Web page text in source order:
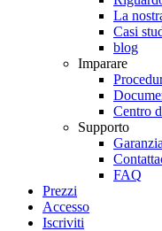
La
Casi
blog
Imparare
Centro
Supporto
FAQ
Prezzi
Accesso
Iscriviti